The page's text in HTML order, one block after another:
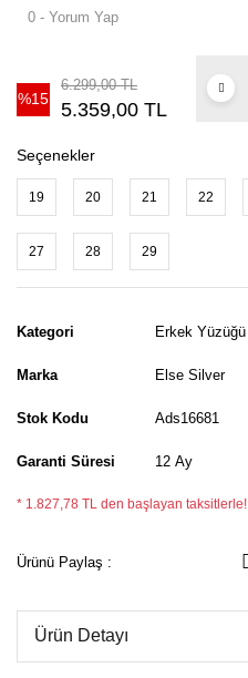
0 - Yorum Yap
%15
6.299,00 TL
5.359,00 TL
Seçenekler
19 20 21 22
27 28 29
Kategori Erkek Yüzüğü
Marka Else Silver
Stok Kodu Ads16681
Garanti Süresi 12 Ay
* 1.827,78 TL den başlayan taksitlerle!
Ürünü Paylaş :
Ürün Detayı